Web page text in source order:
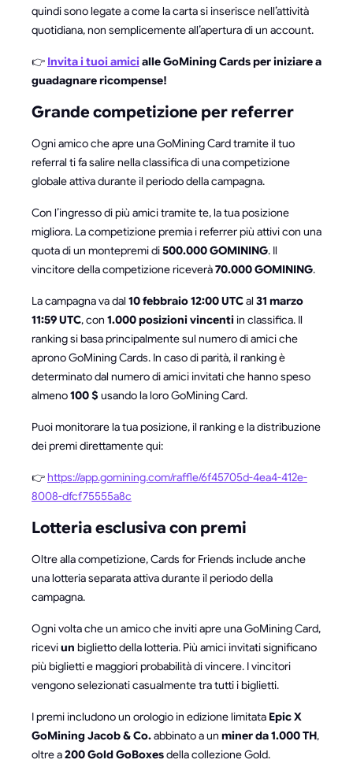
quindi sono legate a come la carta si inserisce nell’attività
quotidiana, non semplicemente all’apertura di un account.
👉 Invita i tuoi amicialle GoMining Cards per iniziare a
guadagnare ricompense!
Grande competizione per referrer
Ogni amico che apre una GoMining Card tramite il tuo
referral ti fa salire nella classifica di una competizione
globale attiva durante il periodo della campagna.
Con l’ingresso di più amici tramite te, la tua posizione
migliora. La competizione premia i referrer più attivi con una
quota di un montepremi di500.000 GOMINING. Il
vincitore della competizione riceverà70.000 GOMINING.
La campagna va dal 10 febbraio 12:00 UTCal 31 marzo
11:59 UTC, con 1.000 posizioni vincentiin classifica. Il
ranking si basa principalmente sul numero di amici che
aprono GoMining Cards. In caso di parità, il ranking è
determinato dal numero di amici invitati che hanno speso
almeno100 $ usando la loro GoMining Card.
Puoi monitorare la tua posizione, il ranking e la distribuzione
dei premi direttamente qui:
👉https://app.gomining.com/raffle/6f45705d-4ea4-412e-
8008-dfcf75555a8c
Lotteria esclusiva con premi
Oltre alla competizione, Cards for Friends include anche
una lotteria separata attiva durante il periodo della
campagna.
Ogni volta che un amico che inviti apre una GoMining Card,
riceviun biglietto della lotteria. Più amici invitati significano
più biglietti e maggiori probabilità di vincere. I vincitori
vengono selezionati casualmente tra tutti i biglietti.
I premi includono un orologio in edizione limitata Epic X
GoMining Jacob & Co.abbinato a un miner da 1.000 TH,
oltre a200 Gold GoBoxesdella collezione Gold.